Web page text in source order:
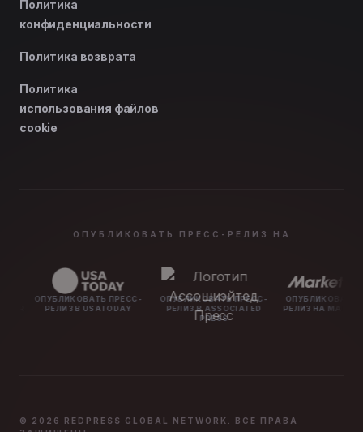
Политика
конфиденциальности
Политика возврата
Политика
использования файлов
cookie
ОПУБЛИКОВАТЬ ПРЕСС-РЕЛИЗ НА
ПРЕСС-
В USATODAY
ОПУБЛИКОВАТЬ ПРЕСС-
РЕЛИЗ В ASSOCIATED
ОПУБЛИКОВАТЬ ПРЕСС-
РЕЛИЗ НА MARKETWATCH
© 2026 REDPRESS GLOBAL NETWORK. ВСЕ ПРАВА